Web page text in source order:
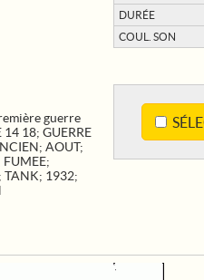
DURÉE
COUL. SON
guerre
14 18; GUERRE
; AOUT;
FUMEE;
TANK; 1932;